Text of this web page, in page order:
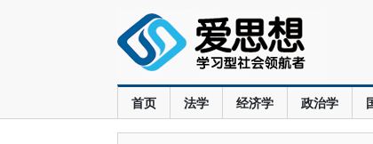
首页 法学 经济学 政治学